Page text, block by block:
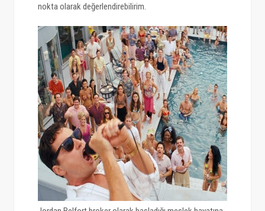
nokta olarak değerlendirebilirim.